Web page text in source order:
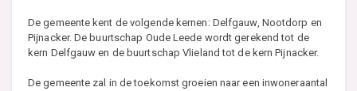
De gemeente kent de volgende kernen: Delfgauw, Nootdorp en
Pijnacker. De buurtschap Oude Leede wordt gerekend tot de
kern Delfgauw en de buurtschap Vlieland tot de kern Pijnacker.
De gemeente zal in de toekomst groeien naar een inwoneraantal